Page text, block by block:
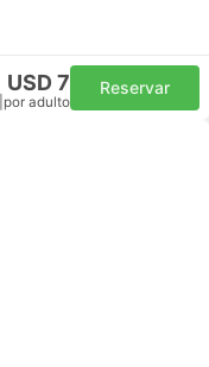
USD 7
por adulto
Reservar